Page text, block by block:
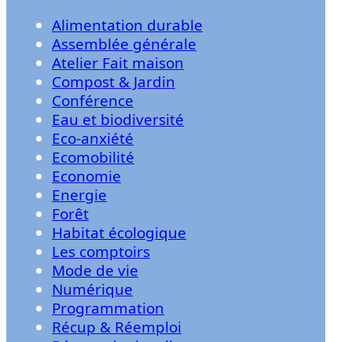
Alimentation durable
Assemblée générale
Atelier Fait maison
Compost & Jardin
Conférence
Eau et biodiversité
Eco-anxiété
Ecomobilité
Economie
Energie
Forêt
Habitat écologique
Les comptoirs
Mode de vie
Numérique
Programmation
Récup & Réemploi